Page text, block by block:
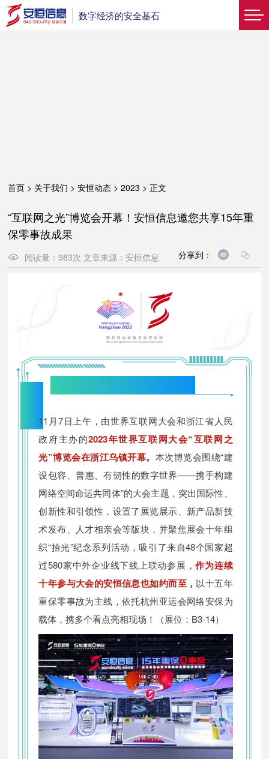
数字经济的安全基石
首页 > 关于我们 >安恒动态 >2023 >正文
“互联网之光”博览会开幕！安恒信息邀您共享15年重
保零事故成果
阅读量：983次文章来源：安恒信息 分享到：
“11月7日上午，由世界互联网大会和浙江省人民
政府主办的2023年世界互联网大会“互联网之
光”博览会在浙江乌镇开幕。 本次博览会围绕“建
设包容、普惠、有韧性的数字世界——携手构建
网络空间命运共同体”的大会主题，突出国际性、
创新性和引领性，设置了展览展示、新产品新技
术发布、人才相亲会等版块，并聚焦展会十年组
织“拾光”纪念系列活动，吸引了来自48个国家超
过580家中外企业线下线上联动参展，作为连续
十年参与大会的安恒信息也如约而至， 以十五年
重保零事故为主线，依托杭州亚运会网络安保为
载体，携多个看点亮相现场！（展位：B3-14）